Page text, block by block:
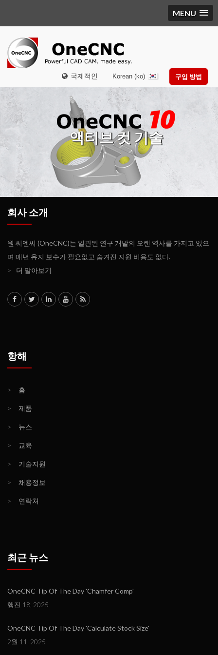
MENU
국제적인 구입 방법
Korean (ko)
액티브 컷 기술
회사 소개
원 씨엔씨 (OneCNC)는 일관된 연구 개발의 오랜 역사를 가지고 있으
며 매년 유지 보수가 필요없고 숨겨진 지원 비용도 없다.
>
더 알아보기
항해
> 홈
> 제품
> 뉴스
> 교육
> 기술지원
> 채용정보
> 연락처
최근 뉴스
OneCNC Tip Of The Day 'Chamfer Comp'
행진 18, 2025
OneCNC Tip Of The Day 'Calculate Stock Size'
2월 11, 2025